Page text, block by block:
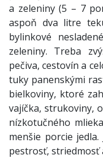
a zeleniny (5 – 7
aspoň dva litre
bylinkové
zeleniny. Treba
pečiva, cestovín a
tuky panenskými
bielkoviny, ktoré
vajíčka, strukoviny,
nízkotučného
menšie porcie
pestrosť, striedmosť